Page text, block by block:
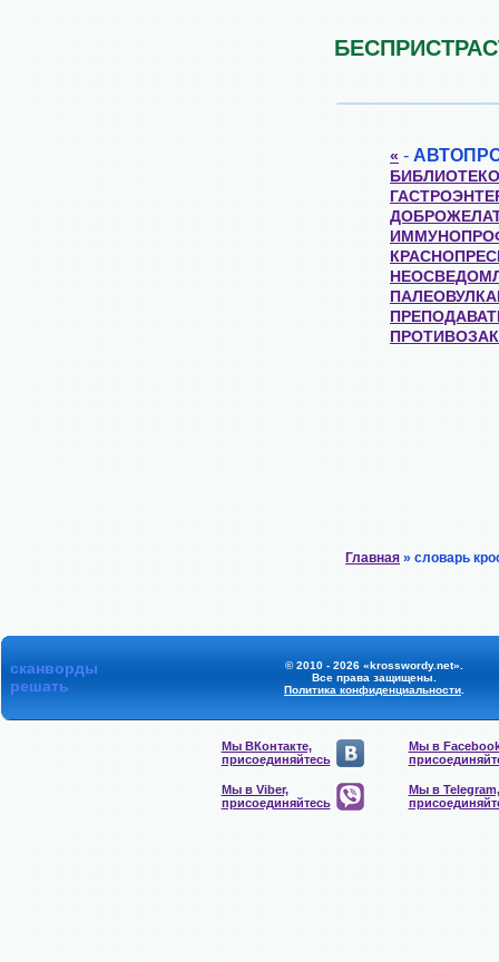
« -
Главная » словарь
сканворды
решать
© 2010 - 2026 «krosswordy.net».
Все права защищены.
Политика конфиденциальности
Мы ВКонтакте,
присоединяйтесь
Мы в
Мы в Viber,
присоединяйтесь
Мы в Telegram,